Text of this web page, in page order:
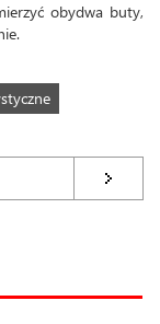
obydwa buty,